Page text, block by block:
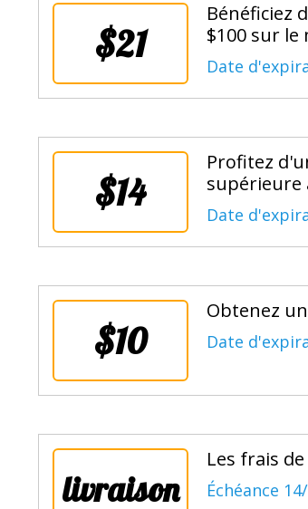
$21
Bénéficiez
$100 sur
Date
$14
Profitez
supérieure
Date
$10
Obtenez
Date
livraison
Les frais
Échéance